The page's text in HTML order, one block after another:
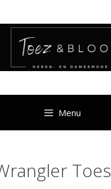
Menu
Toes